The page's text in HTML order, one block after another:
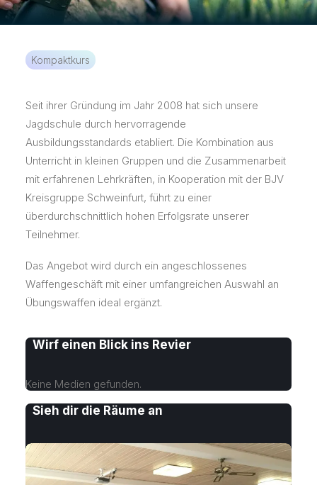
KOSTENLOSE APP
Kompaktkurs
Seit ihrer Gründung im Jahr 2008 hat sich unsere
Jagdschule durch hervorragende
Ausbildungsstandards etabliert. Die Kombination aus
Unterricht in kleinen Gruppen und die Zusammenarbeit
mit erfahrenen Lehrkräften, in Kooperation mit der BJV
Kreisgruppe Schweinfurt, führt zu einer
überdurchschnittlich hohen Erfolgsrate unserer
Teilnehmer.
Das Angebot wird durch ein angeschlossenes
Waffengeschäft mit einer umfangreichen Auswahl an
Übungswaffen ideal ergänzt.
Wirf einen Blick ins Revier
Keine Medien gefunden.
Sieh dir die Räume an